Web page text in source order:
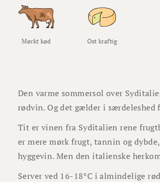
Mørkt kød Ost kraftig
Den varme sommersol over
rødvin. Og det gælder i særdeleshed
Tit er vinen fra Syditalien rene
er mere mørk frugt, tannin og
hyggevin. Men den italienske
Server ved 16-18°C i almindelige